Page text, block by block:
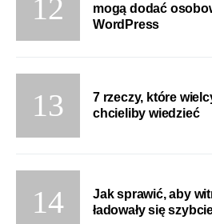
mogą dodać
WordPress
7 rzeczy, które
chcieliby wiedzieć
Jak sprawić, aby
ładowały się